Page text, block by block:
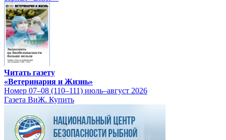
Читать газету
«Ветеринария и Жизнь»
Номер 07–08 (110–111) июль–август 2026
Газета ВиЖ. Купить